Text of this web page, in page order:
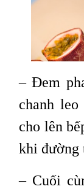
– Đem
chanh
cho lên
khi đường
– Cuối